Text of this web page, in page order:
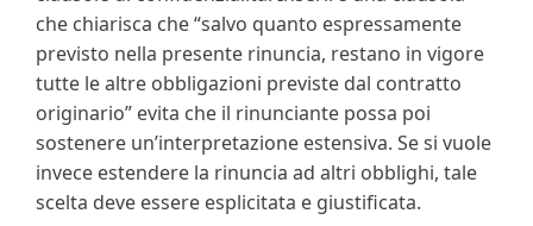
che chiarisca che “salvo quanto espressamente
previsto nella presente rinuncia, restano in vigore
tutte le altre obbligazioni previste dal contratto
originario” evita che il rinunciante possa poi
sostenere un’interpretazione estensiva. Se si vuole
invece estendere la rinuncia ad altri obblighi, tale
scelta deve essere esplicitata e giustificata.